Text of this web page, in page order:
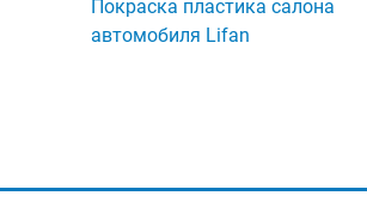
Покраска пластика салона
автомобиля Lifan